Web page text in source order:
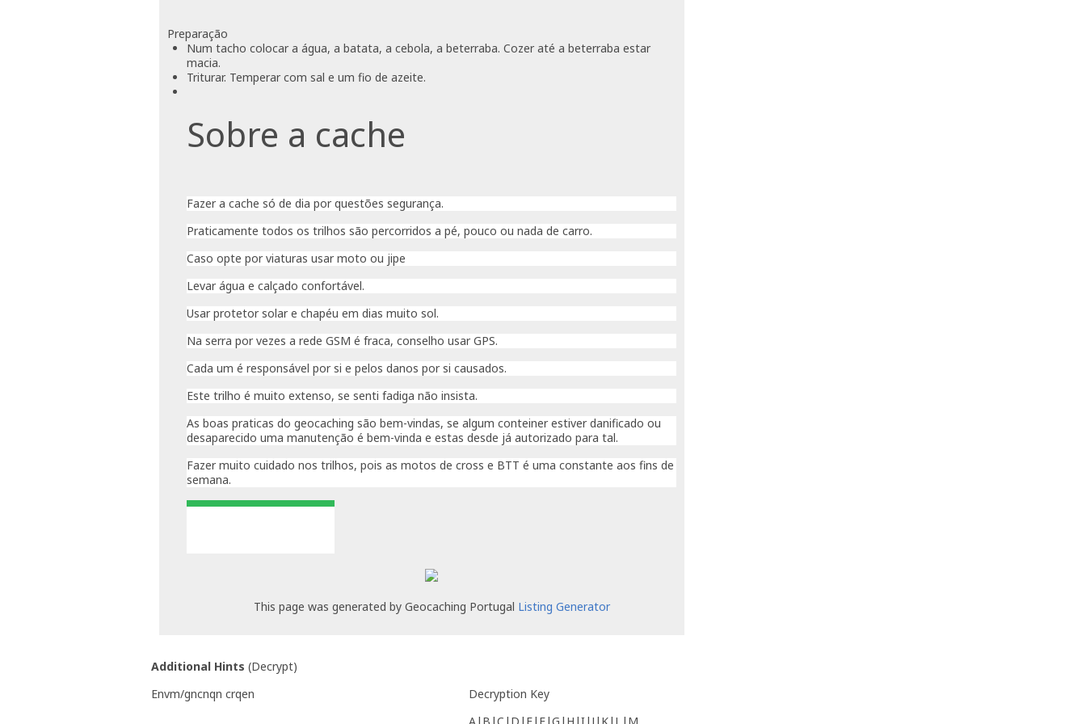
Preparação
Num tacho colocar a água, a batata, a cebola, a beterraba. Cozer até a beterraba estar
macia.
Triturar. Temperar com sal e um fio de azeite.
Sobre a cache
Fazer a cache só de dia por questões segurança.
Praticamente todos os trilhos são percorridos a pé, pouco ou nada de carro.
Caso opte por viaturas usar moto ou jipe
Levar água e calçado confortável.
Usar protetor solar e chapéu em dias muito sol.
Na serra por vezes a rede GSM é fraca, conselho usar GPS.
Cada um é responsável por si e pelos danos por si causados.
Este trilho é muito extenso, se senti fadiga não insista.
As boas praticas do geocaching são bem-vindas, se algum conteiner estiver danificado ou
desaparecido uma manutenção é bem-vinda e estas desde já autorizado para tal.
Fazer muito cuidado nos trilhos, pois as motos de cross e BTT é uma constante aos fins de
semana.
This page was generated by Geocaching Portugal Listing Generator
Additional Hints (Decrypt)
Envm/gncnqn crqen
Decryption Key